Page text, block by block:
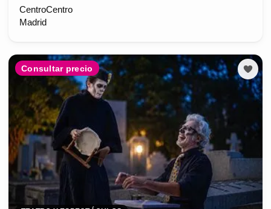
CentroCentro
Madrid
Consultar precio